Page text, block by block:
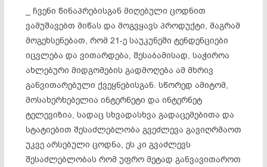
_ ჩვენი წინაპრებისგან მიღებული ცოდნით
ვამუშავებთ მიწას და მოგვყავს პროდუქტი, მაგრამ
მოგეხსენებათ, რომ 21-ე საუკუნეში ტენდენციები
იცვლება და ვითარდება, შესაბამისად, საჭიროა
ახლებური მიდგომების გადმოღება ამ მხრივ
განვითარებული ქვეყნებისგან. სწორედ ამიტომ,
მოსახერხებელია ინტერნეტი და ინტერნეტ
ტელევიზია, სადაც სხვადასხვა გადაცემებითა და
სტატიებით შესაძლებლობა გვეძლევა გავიღრმაოთ
უკვე არსებული ცოდნა, ეს კი გვაძლევს
შესაძლებლობას რომ უფრო მეტად განვავითაროთ